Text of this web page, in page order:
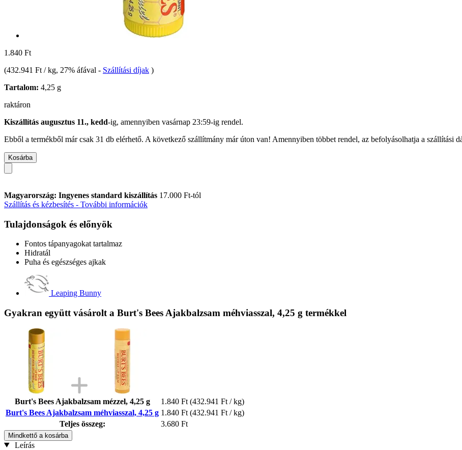
1.840 Ft
(432.941 Ft / kg, 27% áfával - Szállítási díjak )
Tartalom: 4,25 g
raktáron
Kiszállítás augusztus 11., kedd-ig, amennyiben vasárnap 23:59-ig rendel.
Ebből a termékből már csak 31 db elérhető. A következő szállítmány már úton van! Amennyiben többet rendel, az befolyásolhatja a szállítási
Kosárba
Magyarország: Ingyenes standard kiszállítás 17.000 Ft-tól
Szállítás és kézbesítés - További információk
Tulajdonságok és előnyök
Fontos tápanyagokat tartalmaz
Hidratál
Puha és egészséges ajkak
Leaping Bunny
Gyakran együtt vásárolt a Burt's Bees Ajakbalzsam méhviasszal, 4,25 g termékkel
Burt's Bees Ajakbalzsam mézzel, 4,25 g 1.840 Ft (432.941 Ft / kg)
Burt's Bees Ajakbalzsam méhviasszal, 4,25 g 1.840 Ft (432.941 Ft / kg)
Teljes összeg:
3.680 Ft
Mindkettő a kosárba
Leírás